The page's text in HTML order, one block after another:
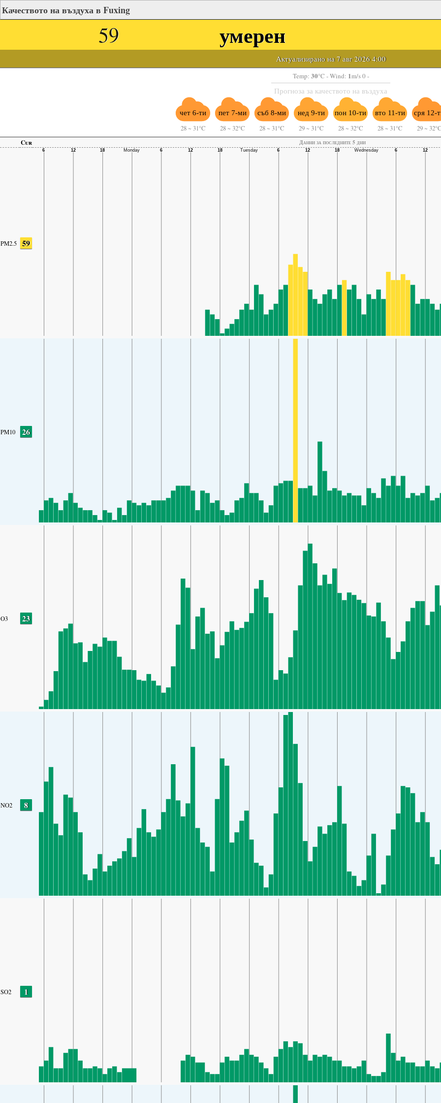
Качеството на въздуха в Fuxing
59 умерен
Актуализирано на 7 авг 2026 4:00
Temp: 30°C - Wind: 1m/s 0 -
Прогноза за качеството на въздуха
чет 6-ти
28 ~ 31°C
пет 7-ми
28 ~ 32°C
съб 8-ми
28 ~ 31°C
нед 9-ти
29 ~ 31°C
пон 10-ти
28 ~ 32°C
вто 11-ти
28 ~ 31°C
сря 12-
29 ~
Cur
Данни за последните 5 дни
PM2.5 59
PM10 26
O3 23
NO2 8
SO2 1